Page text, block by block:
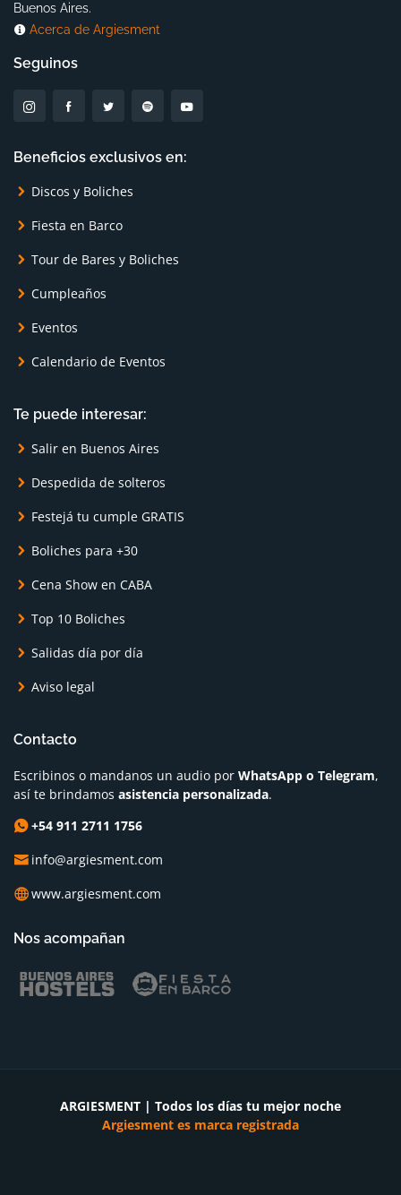
Buenos Aires.
Acerca de Argiesment
Seguinos
Beneficios exclusivos en:
Discos y Boliches
Fiesta en Barco
Tour de Bares y Boliches
Cumpleaños
Eventos
Calendario de Eventos
Te puede interesar:
Salir en Buenos Aires
Despedida de solteros
Festejá tu cumple GRATIS
Boliches para +30
Cena Show en CABA
Top 10 Boliches
Salidas día por día
Aviso legal
Contacto
Escribinos o mandanos un audio por WhatsApp o Telegram,
así te brindamos asistencia personalizada.
+54 911 2711 1756
info@argiesment.com
www.argiesment.com
Nos acompañan
ARGIESMENT | Todos los días tu mejor noche
Argiesment es marca registrada